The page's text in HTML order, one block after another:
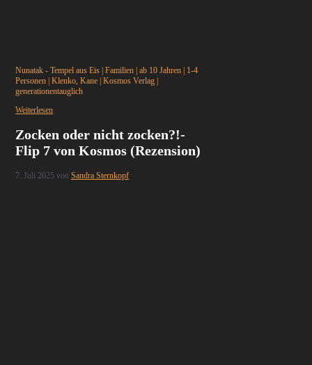
Nunatak - Tempel aus Eis | Familien | ab 10 Jahren | 1-4
Personen | Klenko, Kane | Kosmos Verlag |
generationentauglich
Weiterlesen
Zocken oder nicht zocken?!-
Flip 7 von Kosmos (Rezension)
7. Juli 2025 vonSandra Sternkopf